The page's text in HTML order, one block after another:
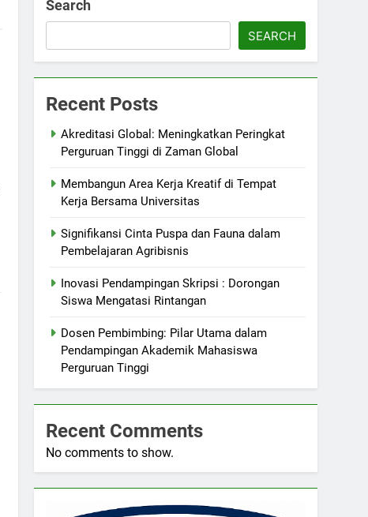
Search
SEARCH
Recent Posts
Akreditasi Global: Meningkatkan Peringkat
Perguruan Tinggi di Zaman Global
Membangun Area Kerja Kreatif di Tempat
Kerja Bersama Universitas
Signifikansi Cinta Puspa dan Fauna dalam
Pembelajaran Agribisnis
Inovasi Pendampingan Skripsi : Dorongan
Siswa Mengatasi Rintangan
Dosen Pembimbing: Pilar Utama dalam
Pendampingan Akademik Mahasiswa
Perguruan Tinggi
Recent Comments
No comments to show.